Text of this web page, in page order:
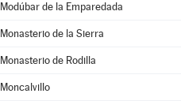
Modúbar de la Emparedada
Monasterio de la Sierra
Monasterio de Rodilla
Moncalvillo